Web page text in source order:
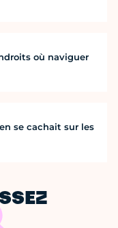
où naviguer
se cachait sur les